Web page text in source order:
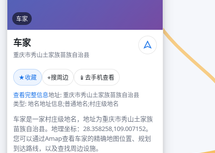
车家
车家
重庆市秀山土家族苗族自治县
★收藏 ⌖搜周边 📱 去手机查看
查看完整信息地址: 重庆市秀山土家族苗族自治县
类型: 地名地址信息;普通地名;村庄级地名
车家是一家村庄级地名，地址为重庆市秀山土家族
苗族自治县。地理坐标：28.358258,109.007152。
您可以通过Amap查看车家的精确地图位置、规划
到达路线，以及查找周边设施。